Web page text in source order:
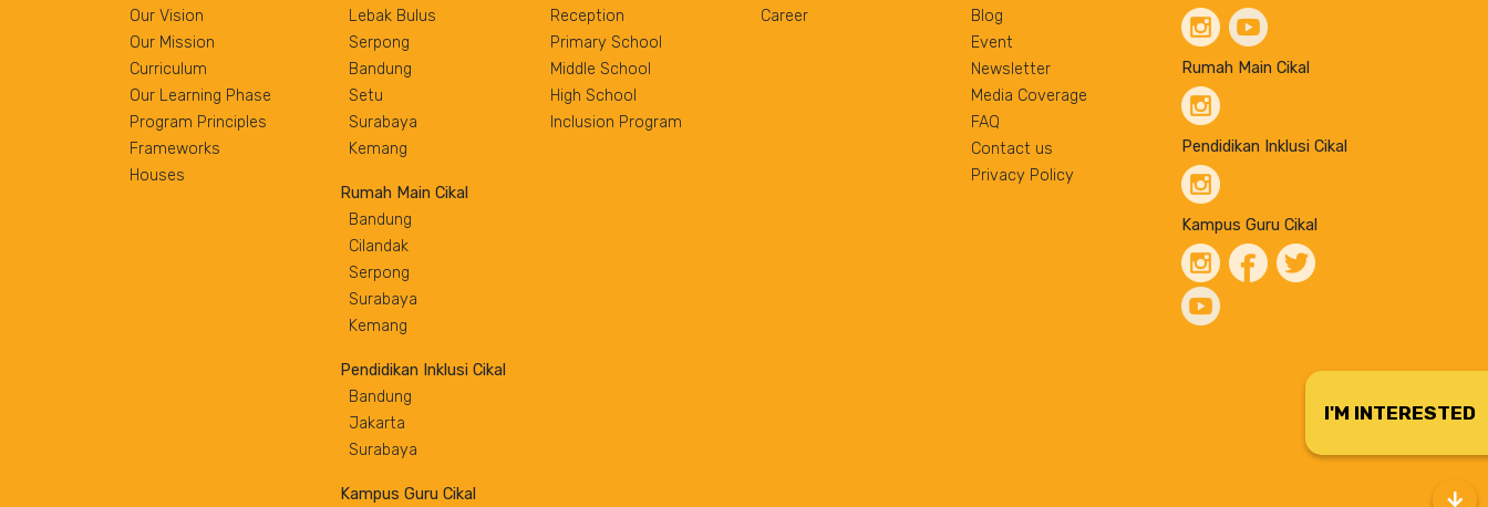
Our Vision
Our Mission
Curriculum
Our Learning Phase
Program Principles
Frameworks
Houses
Lebak Bulus
Serpong
Bandung
Setu
Surabaya
Kemang
Rumah Main Cikal
Bandung
Cilandak
Serpong
Surabaya
Kemang
Pendidikan Inklusi Cikal
Bandung
Jakarta
Surabaya
Kampus Guru Cikal
Reception
Primary School
Middle School
High School
Inclusion Program
Career
Blog
Event
Newsletter
Media Coverage
FAQ
Contact us
Privacy Policy
Rumah Main Cikal
Pendidikan Inklusi Cikal
Kampus Guru Cikal
I'M INTERESTED